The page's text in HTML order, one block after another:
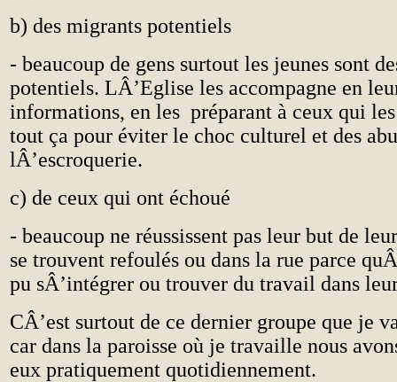
b) des migrants potentiels
- beaucoup de gens surtout les jeunes sont
potentiels. LÂ’Eglise les accompagne en
informations, en les préparant à ceux qui
tout ça pour éviter le choc culturel et des
lÂ’escroquerie.
c) de ceux qui ont échoué
- beaucoup ne réussissent pas leur but de
se trouvent refoulés ou dans la rue parce
pu sÂ’intégrer ou trouver du travail dans
CÂ’est surtout de ce dernier groupe que je
car dans la paroisse où je travaille nous
eux pratiquement quotidiennement.